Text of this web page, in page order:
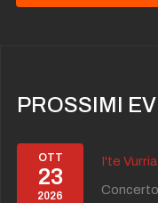
PROSSIMI
OTT
23
2026
I'te